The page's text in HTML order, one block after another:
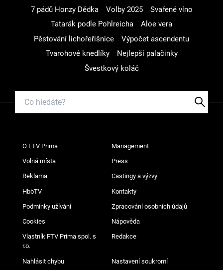
7 pádů Honzy Dědka
Volby 2025
Svařené víno
Tatarák podle Pohlreicha
Aloe vera
Pěstování lichořeřišnice
Výpočet ascendentu
Tvarohové knedlíky
Nejlepší palačinky
Švestkový koláč
O FTV Prima Management
Volná místa Press
Reklama Castingy a výzvy
HbbTV Kontakty
Podmínky užívání Zpracování osobních údajů
Cookies Nápověda
Vlastník FTV Prima spol. s
r.o.
Redakce
Nahlásit chybu Nastavení soukromí